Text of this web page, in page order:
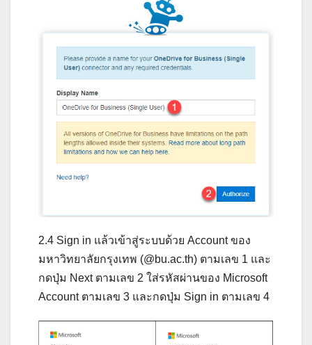
2.4 Sign in แล้วเข้าสู่ระบบด้วย Account ของ
มหาวิทยาลัยกรุงเทพ (@bu.ac.th) ตามเลข 1 และ
กดปุ่ม Next ตามเลข 2 ใส่รหัสผ่านของ Microsoft
Account ตามเลข 3 และกดปุ่ม Sign in ตามเลข 4